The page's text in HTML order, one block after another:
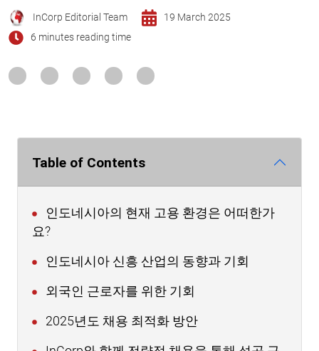
InCorp Editorial Team
19 March 2025
6 minutes reading time
Table of Contents
인도네시아의 현재 고용 환경은 어떠한가
요?
인도네시아 신흥 산업의 동향과 기회
외국인 근로자를 위한 기회
2025년도 채용 최적화 방안